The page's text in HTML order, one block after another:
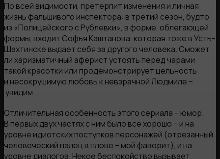
По всей видимости, претерпит изменения и личная
жизнь фальшивого инспектора: в третий сезон, будто
из «Полицейского с Рублевки», в форме, облегающей
формы, входит Софья Каштанова, которая тоже в Усть-
Шахтинске выдает себя за другого человека. Сможет
ли харизматичный аферист устоять перед чарами
такой красотки или продемонстрирует цельность
и несокрушимую любовь к невзрачной Людмиле –
увидим.
Отличительная особенность этого сериала – юмор.
В первых двух частях с ним было все хорошо – и на
уровне идиотских поступков персонажей (отрезанный
человеческий палец в плове – мой фаворит), и на
уровне диалогов. Некое беспокойство вызывает